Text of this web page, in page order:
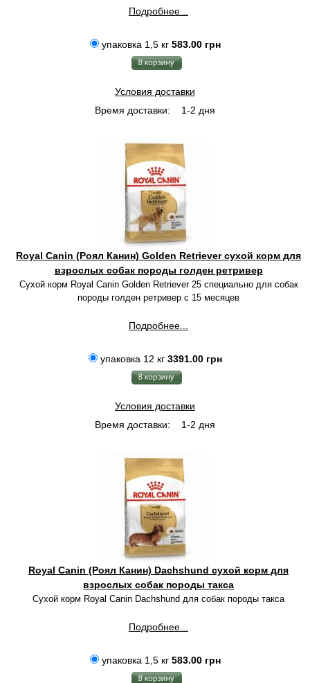
Подробнее...
упаковка 1,5 кг 583.00 грн
Условия доставки
Время доставки:
1-2 дня
Royal Canin (Роял Канин) Golden Retriever сухой корм для
взрослых собак породы голден ретривер
Сухой корм Royal Canin Golden Retriever 25 специально для собак
породы голден ретривер с 15 месяцев
Подробнее...
упаковка 12 кг 3391.00 грн
Условия доставки
Время доставки:
1-2 дня
Royal Canin (Роял Канин) Dachshund сухой корм для
взрослых собак породы такса
Сухой корм Royal Canin Dachshund для собак породы такса
Подробнее...
упаковка 1,5 кг 583.00 грн